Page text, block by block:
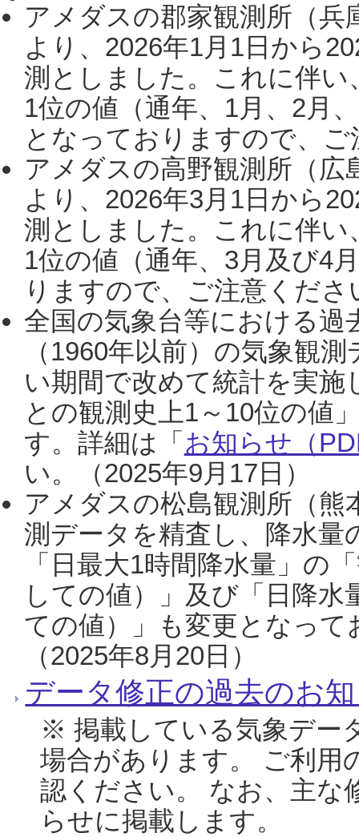
アメダスの郡家観測所（
より、2026年1月1日から
測としました。これに伴い
1位の値（通年、1月、2月
となっておりますので、
アメダスの高野観測所（
より、2026年3月1日から
測としました。これに伴い
1位の値（通年、3月及び4
りますので、ご注意くだ
全国の気象台等における過
（1960年以前）の気象観
い期間で改めて統計を実
との観測史上1～10位の値
す。詳細は「 お知らせ（
い。（2025年9月17日）
アメダスの松島観測所（熊
測データを精査し、降水
「日最大1時間降水量」の
しての値）」及び「日降
ての値）」も変更となっ
（2025年8月20日）
データ修正の過去のお
※ 掲載している気象デー
場合があります。 ご利用
認ください。 なお、主な
らせに掲載します。